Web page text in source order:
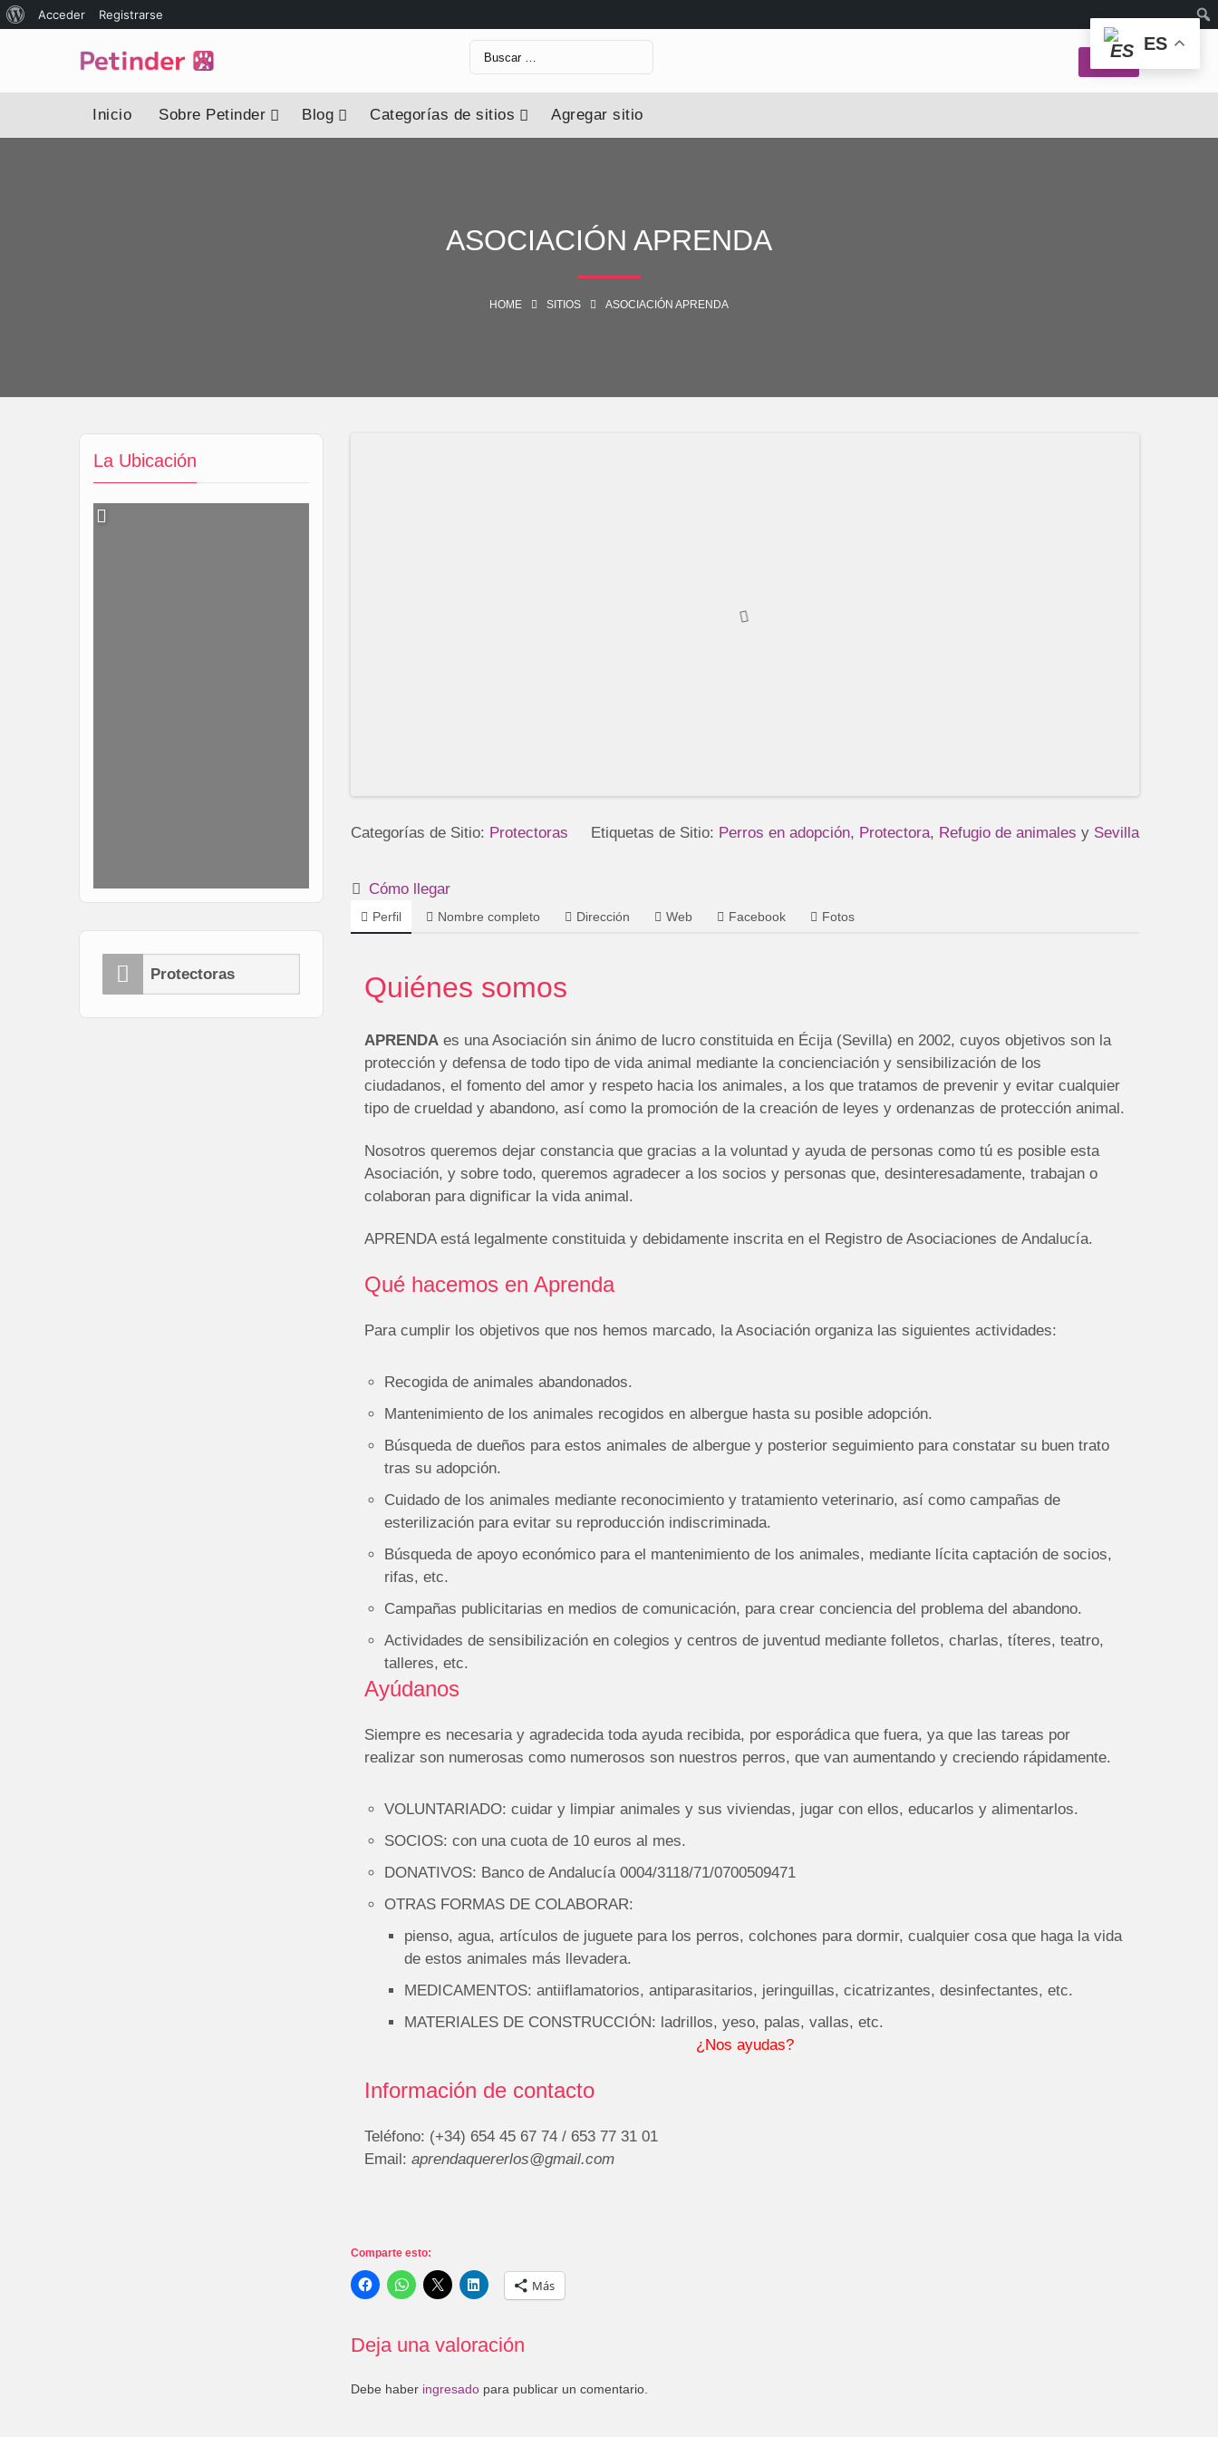
Acceder Registrarse
Inicio Sobre Petinder Blog Categorías de sitios Agregar sitio
ASOCIACIÓN APRENDA
HOME SITIOS ASOCIACIÓN APRENDA
La Ubicación
Protectoras
Categorías de Sitio: Protectoras Etiquetas de Sitio: Perros en adopción, Protectora, Refugio de animales y Sevilla
Cómo llegar
Perfil Nombre completo Dirección Web Facebook Fotos
Quiénes somos
APRENDA es una Asociación sin ánimo de lucro constituida en Écija (Sevilla) en 2002, cuyos objetivos son la
protección y defensa de todo tipo de vida animal mediante la concienciación y sensibilización de los
ciudadanos, el fomento del amor y respeto hacia los animales, a los que tratamos de prevenir y evitar cualquier
tipo de crueldad y abandono, así como la promoción de la creación de leyes y ordenanzas de protección animal.
Nosotros queremos dejar constancia que gracias a la voluntad y ayuda de personas como tú es posible esta
Asociación, y sobre todo, queremos agradecer a los socios y personas que, desinteresadamente, trabajan o
colaboran para dignificar la vida animal.
APRENDA está legalmente constituida y debidamente inscrita en el Registro de Asociaciones de Andalucía.
Qué hacemos en Aprenda
Para cumplir los objetivos que nos hemos marcado, la Asociación organiza las siguientes actividades:
Recogida de animales abandonados.
Mantenimiento de los animales recogidos en albergue hasta su posible adopción.
Búsqueda de dueños para estos animales de albergue y posterior seguimiento para constatar su buen trato
tras su adopción.
Cuidado de los animales mediante reconocimiento y tratamiento veterinario, así como campañas de
esterilización para evitar su reproducción indiscriminada.
Búsqueda de apoyo económico para el mantenimiento de los animales, mediante lícita captación de socios,
rifas, etc.
Campañas publicitarias en medios de comunicación, para crear conciencia del problema del abandono.
Actividades de sensibilización en colegios y centros de juventud mediante folletos, charlas, títeres, teatro,
talleres, etc.
Ayúdanos
Siempre es necesaria y agradecida toda ayuda recibida, por esporádica que fuera, ya que las tareas por
realizar son numerosas como numerosos son nuestros perros, que van aumentando y creciendo rápidamente.
VOLUNTARIADO: cuidar y limpiar animales y sus viviendas, jugar con ellos, educarlos y alimentarlos.
SOCIOS: con una cuota de 10 euros al mes.
DONATIVOS: Banco de Andalucía 0004/3118/71/0700509471
OTRAS FORMAS DE COLABORAR:
pienso, agua, artículos de juguete para los perros, colchones para dormir, cualquier cosa que haga la vida
de estos animales más llevadera.
MEDICAMENTOS: antiiflamatorios, antiparasitarios, jeringuillas, cicatrizantes, desinfectantes, etc.
MATERIALES DE CONSTRUCCIÓN: ladrillos, yeso, palas, vallas, etc.
¿Nos ayudas?
Información de contacto
Teléfono: (+34) 654 45 67 74 / 653 77 31 01
Email: aprendaquererlos@gmail.com
Comparte esto:
Más
Deja una valoración
Debe haber ingresado para publicar un comentario.
ES